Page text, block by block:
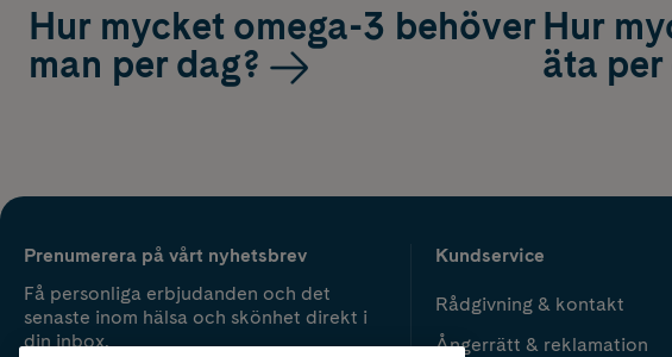
Hur mycket omega-3 behöver
man per dag?
Hur
äta per
Prenumerera på vårt nyhetsbrev
Få personliga erbjudanden och det
senaste inom hälsa och skönhet direkt i
din inbox.
Kundservice
Rådgivning & kontakt
Ångerrätt & reklamation